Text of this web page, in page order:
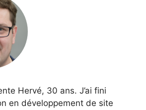
Hervé, 30 ans. J’ai fini
en développement de site